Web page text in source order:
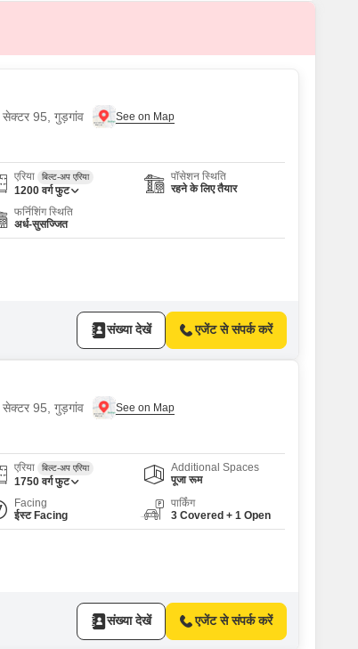
सेक्टर 95, गुड़गांव
एरिया बिल्ट-अप एरिया
1200 वर्ग फुट
पॉसेशन स्थिति
रहने के लिए तैयार
फर्निशिंग स्थिति
अर्ध-सुसज्जित
संख्या देखें एजेंट से संपर्क करें
सेक्टर 95, गुड़गांव
एरिया बिल्ट-अप एरिया
1750 वर्ग फुट
Additional Spaces
पूजा रूम
Facing
ईस्ट Facing
पार्किंग
3 Covered + 1 Open
संख्या देखें एजेंट से संपर्क करें